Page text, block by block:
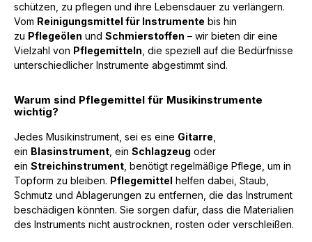
schützen, zu pflegen und ihre Lebensdauer zu verlängern.
Vom Reinigungsmittel für Instrumente bis hin
zu Pflegeölen und Schmierstoffen – wir bieten dir eine
Vielzahl von Pflegemitteln , die speziell auf die Bedürfnisse
unterschiedlicher Instrumente abgestimmt sind.
Warum sind Pflegemittel für Musikinstrumente
wichtig?
Jedes Musikinstrument, sei es eine Gitarre
ein Blasinstrument , ein Schlagzeug oder
ein Streichinstrument , benötigt regelmäßige Pflege, um in
Topform zu bleiben. Pflegemittel helfen dabei, Staub,
Schmutz und Ablagerungen zu entfernen, die das Instrument
beschädigen könnten. Sie sorgen dafür, dass die Materialien
des Instruments nicht austrocknen, rosten oder verschleißen.